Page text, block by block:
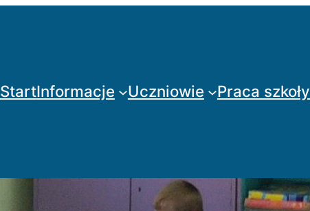
StartInformacje Uczniowie Praca szkoły